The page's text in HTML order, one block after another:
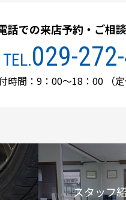
話での来店予約・ご相
TEL.029-
時間：9：00～18：00（定
スタッフ